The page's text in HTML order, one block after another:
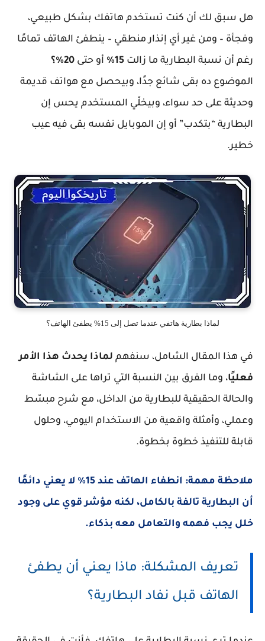
هل سبق لك أن كنت تستخدم هاتفك بشكل طبيعي،
وفجأة – ومن غير أي إنذار منطقي – ينطفئ الهاتف تمامًا
رغم أن نسبة البطارية ما زالت 15% أو حتى 20%؟
الموضوع ده بقى شائع جدًا، وبيحصل مع هواتف قديمة
وحديثة على حد سواء، وبيخلّي المستخدم يحس إن
البطارية “بتكدب” أو إن الموبايل نفسه بقى فيه عيب
خطير.
لماذا بطارية هاتفي عندما تصل إلى 15% يطفئ الهاتف؟
في هذا المقال الشامل، سنفهم لماذا يحدث هذا الأمر
فعليًا، وما الفرق بين النسبة التي تراها على الشاشة
والحالة الحقيقية للبطارية من الداخل، مع شرح مبسّط
وعملي، وأمثلة واقعية من الاستخدام اليومي، وحلول
قابلة للتنفيذ خطوة بخطوة.
ملاحظة مهمة:
انطفاء الهاتف عند 15% لا يعني دائمًا
أن البطارية تالفة بالكامل، لكنه مؤشر قوي على وجود
خلل يجب فهمه والتعامل معه بذكاء.
تعريف المشكلة: ماذا يعني أن يطفئ
الهاتف قبل نفاد البطارية؟